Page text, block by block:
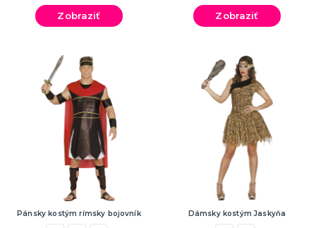
Zobraziť Zobraziť
Pánsky kostým rímsky bojovník Dámsky kostým Jaskyňa